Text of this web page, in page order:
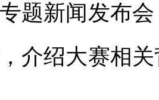
题新闻发布
介绍大赛相